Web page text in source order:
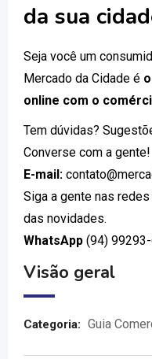
da sua
Seja você um
Mercado da Cidade é
online com o
Tem dúvidas?
Converse com a gente!
E-mail:
Siga a gente nas
das novidades.
WhatsApp (94)
Visão geral
Categoria: Guia